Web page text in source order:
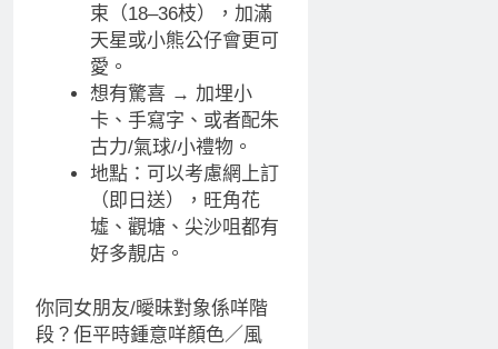
束（18–36枝），加滿
天星或小熊公仔會更可
愛。
想有驚喜 → 加埋小
卡、手寫字、或者配朱
古力/氣球/小禮物。
地點：可以考慮網上訂
（即日送），旺角花
墟、觀塘、尖沙咀都有
好多靚店。
你同女朋友/曖昧對象係咩階
段？佢平時鍾意咩顏色／風